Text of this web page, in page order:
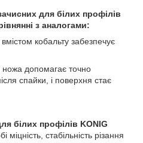
для білих профілів
з аналогами:
кобальту забезпечує
допомагає точно
спайки, і поверхня стає
білих профілів KONIG
міцність, стабільність різання